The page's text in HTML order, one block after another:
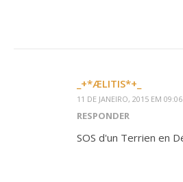
_+*ÆLITIS*+_
11 DE JANEIRO, 2015 EM 09:06
RESPONDER
SOS d'un Terrien en